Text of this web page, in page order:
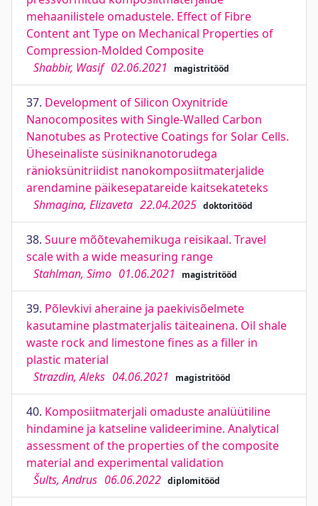
mehaanilistele omadustele. Effect of Fibre
Content ant Type on Mechanical Properties of
Compression-Molded Composite
Shabbir, Wasif 02.06.2021 magistritööd
37. Development of Silicon Oxynitride
Nanocomposites with Single-Walled Carbon
Nanotubes as Protective Coatings for Solar Cells.
Üheseinaliste süsiniknanotorudega
ränioksünitriidist nanokomposiitmaterjalide
arendamine päikesepatareide kaitsekateteks
Shmagina, Elizaveta 22.04.2025 doktoritööd
38. Suure mõõtevahemikuga reisikaal. Travel
scale with a wide measuring range
Stahlman, Simo 01.06.2021 magistritööd
39. Põlevkivi aheraine ja paekivisõelmete
kasutamine plastmaterjalis täiteainena. Oil shale
waste rock and limestone fines as a filler in
plastic material
Strazdin, Aleks 04.06.2021 magistritööd
40. Komposiitmaterjali omaduste analüütiline
hindamine ja katseline valideerimine. Analytical
assessment of the properties of the composite
material and experimental validation
Šults, Andrus 06.06.2022 diplomitööd